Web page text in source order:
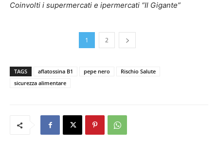
Coinvolti i supermercati e ipermercati “Il Gigante”
1 2
TAGS aflatossina B1 pepe nero
Rischio Salute
sicurezza alimentare